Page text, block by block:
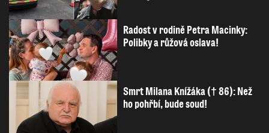
Radost v rodině Petra Macinky:
Polibky a růžová oslava!
Smrt Milana Knížáka († 86): Než
ho pohřbí, bude soud!